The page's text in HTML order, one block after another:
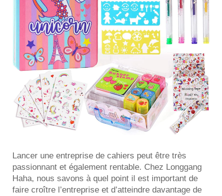
Lancer une entreprise de cahiers peut être très
passionnant et également rentable. Chez Longgang
Haha, nous savons à quel point il est important de
faire croître l’entreprise et d’atteindre davantage de